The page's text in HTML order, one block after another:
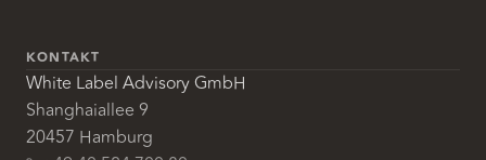
KONTAKT
White Label Advisory GmbH
Shanghaiallee 9
20457 Hamburg